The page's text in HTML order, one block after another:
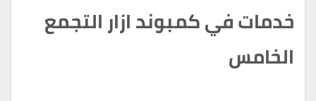
خدمات في كمبوند ازار التجمع
الخامس